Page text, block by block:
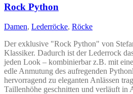
auf.
Die
Optionen
können
auf
der
Produktseite
gewählt
werden
Rock Python
Damen, Lederröcke, Röcke
Der exklusive "Rock Python" von
Klassiker. Dadurch ist der Lederrock
jeden Look – kombinierbar z.B. mit
edle Anmutung des aufregenden
hervorragend zu eleganten Anlässen
Taillenhöhe geschnitten und verläuft in